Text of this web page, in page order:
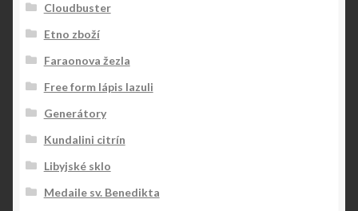
Cloudbuster
Etno zboží
Faraonova žezla
Free form lápis lazuli
Generátory
Kundalini citrín
Libyjské sklo
Medaile sv. Benedikta